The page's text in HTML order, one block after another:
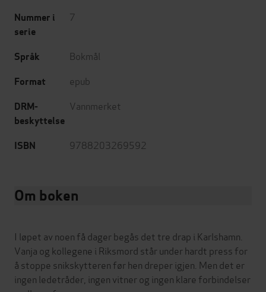
Nummer i
serie
7
Språk Bokmål
Format epub
DRM-
beskyttelse
Vannmerket
ISBN 9788203269592
Om boken
I løpet av noen få dager begås det tre drap i Karlshamn.
Vanja og kollegene i Riksmord står under hardt press for
å stoppe snikskytteren før hen dreper igjen. Men det er
ingen ledetråder, ingen vitner og ingen klare forbindelser